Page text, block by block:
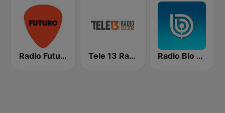
Radio Futuro FM Tele 13 Radio Radio Bio Bio Concepción